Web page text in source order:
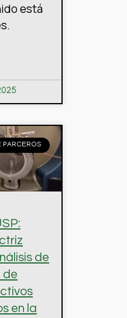
está
PARCEROS
de
de
en la